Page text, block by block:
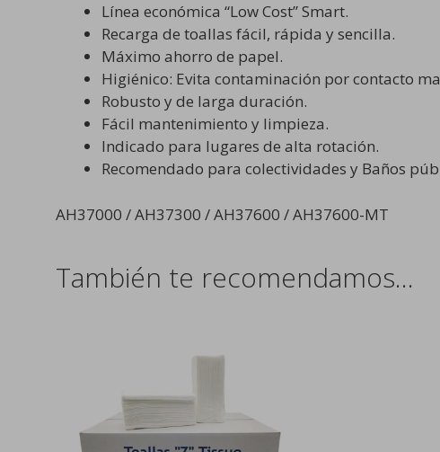
Línea económica “Low Cost” Smart.
Recarga de toallas fácil, rápida y sencilla.
Máximo ahorro de papel.
Higiénico: Evita contaminación por contacto
Robusto y de larga duración.
Fácil mantenimiento y limpieza.
Indicado para lugares de alta rotación.
Recomendado para colectividades y Baños
AH37000 / AH37300 / AH37600 / AH37600-MT
También te recomendamos…